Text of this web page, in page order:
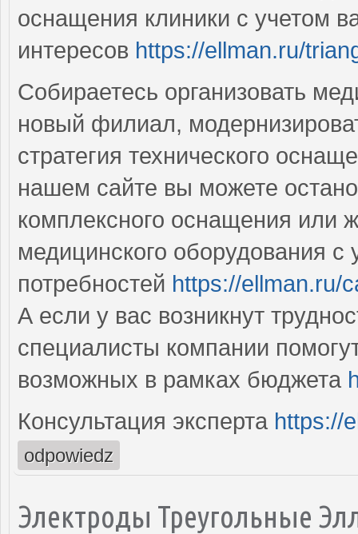
оснащения клиники с учетом
интересов https://ellman.ru/
Собираетесь организовать
новый филиал,
стратегия технического
нашем сайте вы можете
комплексного оснащения или
медицинского оборудования
потребностей https://ellman.ru/
А если у вас возникнут
специалисты компании
возможных в рамках бюджета
Консультация эксперта https://
odpowiedz
Электроды Треугольные